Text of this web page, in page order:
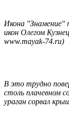
Икона "Знамение"
икон Олегом
www.mayak-74.ru)
В это трудно
столь плачевном
ураган сорвал